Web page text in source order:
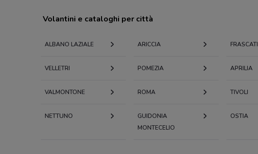
Volantini e cataloghi per città
ALBANO LAZIALE ARICCIA FRASCATI
VELLETRI POMEZIA APRILIA
VALMONTONE ROMA TIVOLI
NETTUNO
GUIDONIA
MONTECELIO
OSTIA